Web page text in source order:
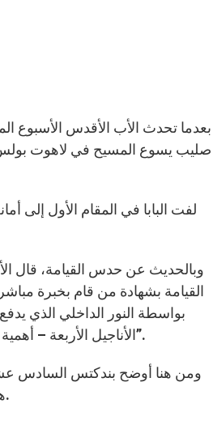
صليب يسوع المسيح في لاهوت بولس
لفت البابا في المقام الأول إلى
وبالحديث عن حدس القيامة، قال
القيامة بشهادة من قام بخبرة
بواسطة النور الداخلي الذي
الأناجيل الأربعة – أهمية كبرى لموضوع الظهورات، التي هي شرط أساسي للإيمان بالقائم الذي ترك القبر فارغًا”.
ومن هنا أوضح بندكتس السادس عشر
هذان الواقعان على أن المسيح الذي مات وشاهده التلاميذ مطعونًا، قد قام وغلب الموت.